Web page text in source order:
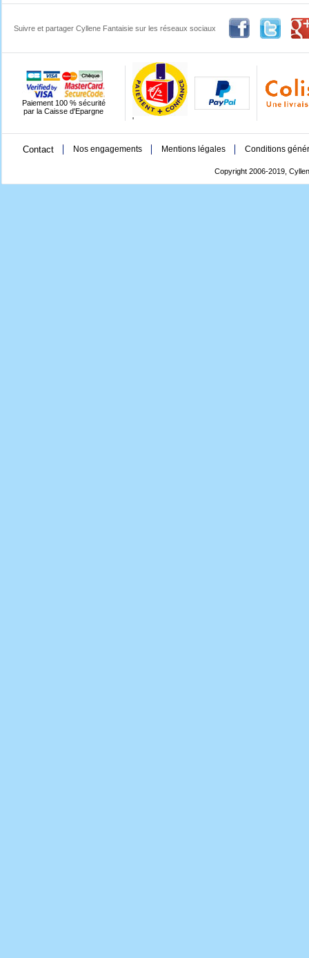
Suivre et partager Cyllene Fantaisie sur les réseaux sociaux
Paiement 100 % sécurité
par la Caisse d'Epargne
'
Contact Nos engagements Mentions légales Conditions
Copyright 2006-2019,